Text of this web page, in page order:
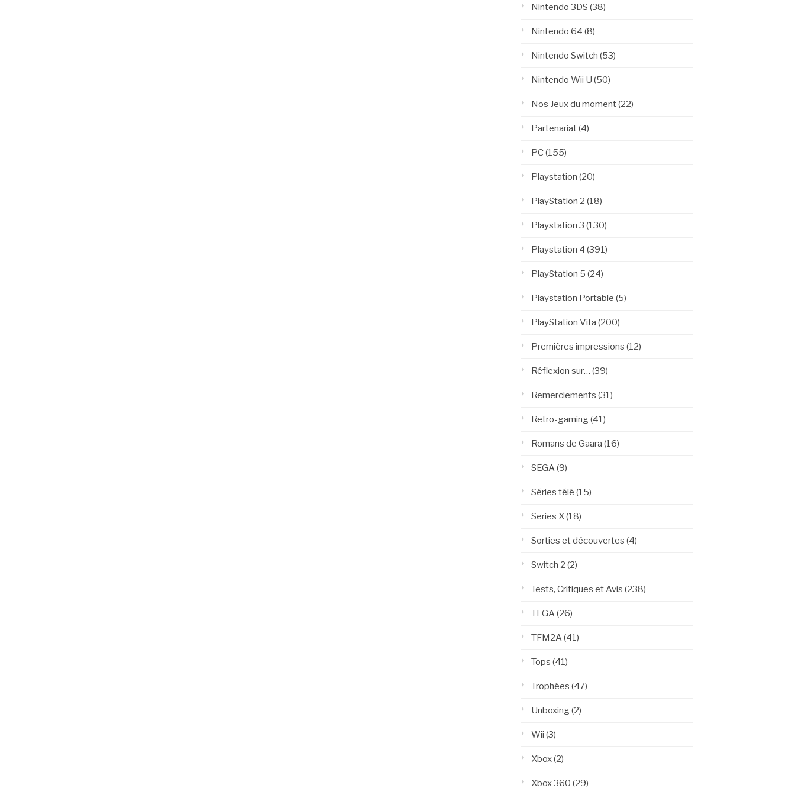
Nintendo 3DS (38)
Nintendo 64 (8)
Nintendo Switch (53)
Nintendo Wii U (50)
Nos Jeux du moment(22)
Partenariat(4)
PC(155)
Playstation (20)
PlayStation 2 (18)
Playstation 3 (130)
Playstation 4 (391)
PlayStation 5 (24)
Playstation Portable (5)
PlayStation Vita (200)
Premières impressions (12)
Réflexion sur… (39)
Remerciements (31)
Retro-gaming(41)
Romans de Gaara (16)
SEGA (9)
Séries télé (15)
Series X(18)
Sorties et découvertes (4)
Switch 2 (2)
Tests, Critiques et Avis (238)
TFGA (26)
TFM2A (41)
Tops (41)
Trophées (47)
Unboxing(2)
Wii (3)
Xbox(2)
Xbox 360 (29)